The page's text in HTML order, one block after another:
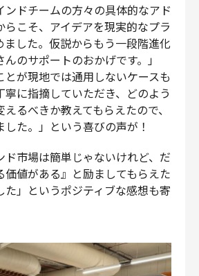
ンドチームの方々の具体的なアド
らこそ、アイデアを現実的なプラ
ました。仮説からもう一段階進化
のサポートのおかげです。」
とが現地では通用しないケースも
寧に指摘していただき、どのよう
るべきか教えてもらえたので、
た。」という喜びの声が！
ド市場は簡単じゃないけれど、だ
価値がある』と励ましてもらえた
た」というポジティブな感想も寄